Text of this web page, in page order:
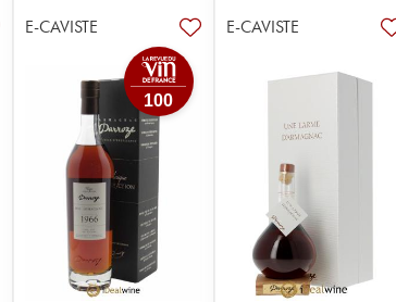
E-CAVISTE
100
E-CAVISTE